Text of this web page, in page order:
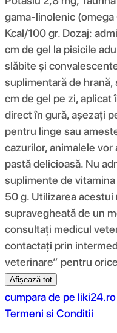
gama-linolenic
Kcal/100 gr. Dozaj:
cm de gel la pisicile
slăbite și
suplimentară de
cm de gel pe zi,
direct în gură, așezați
pentru linge sau
cazurilor, animalele
pastă delicioasă. Nu
suplimente de
50 g. Utilizarea
supravegheată de un
consultați medicul
contactați prin
veterinare” pentru
Afișează tot
cumpara de pe liki24.ro
Termeni si Conditii